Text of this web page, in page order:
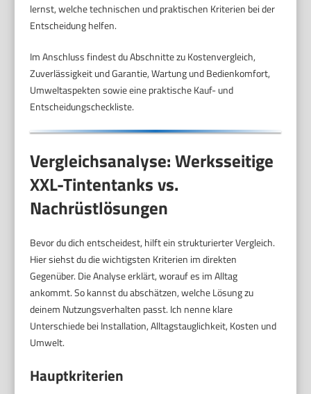
lernst, welche technischen und praktischen Kriterien bei der
Entscheidung helfen.
Im Anschluss findest du Abschnitte zu Kostenvergleich,
Zuverlässigkeit und Garantie, Wartung und Bedienkomfort,
Umweltaspekten sowie eine praktische Kauf- und
Entscheidungscheckliste.
Vergleichsanalyse: Werksseitige
XXL-Tintentanks vs.
Nachrüstlösungen
Bevor du dich entscheidest, hilft ein strukturierter Vergleich.
Hier siehst du die wichtigsten Kriterien im direkten
Gegenüber. Die Analyse erklärt, worauf es im Alltag
ankommt. So kannst du abschätzen, welche Lösung zu
deinem Nutzungsverhalten passt. Ich nenne klare
Unterschiede bei Installation, Alltagstauglichkeit, Kosten und
Umwelt.
Hauptkriterien